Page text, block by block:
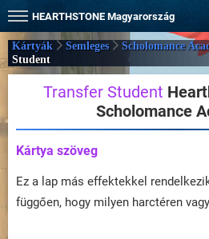
HEARTHSTONE Magyarország
Kártyák Semleges Scholomance
Student
Transfer Student
Scholomance
Kártya szöveg
Ez a lap más effektekkel
függően, hogy milyen harctéren